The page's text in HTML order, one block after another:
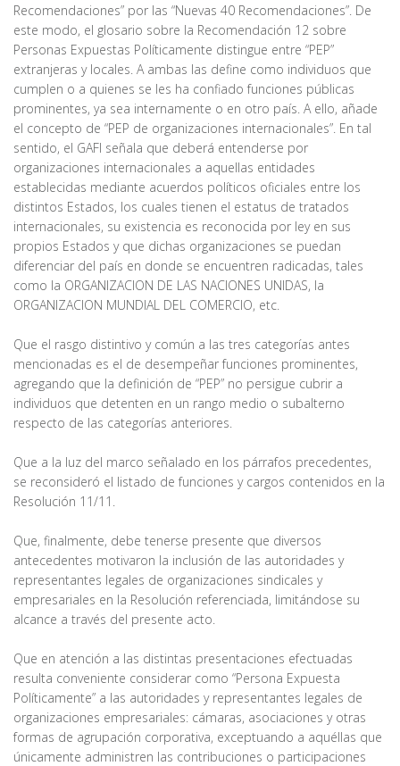
Recomendaciones” por las “Nuevas 40 Recomendaciones”. De
este modo, el glosario sobre la Recomendación 12 sobre
Personas Expuestas Políticamente distingue entre “PEP”
extranjeras y locales. A ambas las define como individuos que
cumplen o a quienes se les ha confiado funciones públicas
prominentes, ya sea internamente o en otro país. A ello, añade
el concepto de “PEP de organizaciones internacionales”. En tal
sentido, el GAFI señala que deberá entenderse por
organizaciones internacionales a aquellas entidades
establecidas mediante acuerdos políticos oficiales entre los
distintos Estados, los cuales tienen el estatus de tratados
internacionales, su existencia es reconocida por ley en sus
propios Estados y que dichas organizaciones se puedan
diferenciar del país en donde se encuentren radicadas, tales
como la ORGANIZACION DE LAS NACIONES UNIDAS, la
ORGANIZACION MUNDIAL DEL COMERCIO, etc.
Que el rasgo distintivo y común a las tres categorías antes
mencionadas es el de desempeñar funciones prominentes,
agregando que la definición de “PEP” no persigue cubrir a
individuos que detenten en un rango medio o subalterno
respecto de las categorías anteriores.
Que a la luz del marco señalado en los párrafos precedentes,
se reconsideró el listado de funciones y cargos contenidos en la
Resolución 11/11.
Que, finalmente, debe tenerse presente que diversos
antecedentes motivaron la inclusión de las autoridades y
representantes legales de organizaciones sindicales y
empresariales en la Resolución referenciada, limitándose su
alcance a través del presente acto.
Que en atención a las distintas presentaciones efectuadas
resulta conveniente considerar como “Persona Expuesta
Políticamente” a las autoridades y representantes legales de
organizaciones empresariales: cámaras, asociaciones y otras
formas de agrupación corporativa, exceptuando a aquéllas que
únicamente administren las contribuciones o participaciones